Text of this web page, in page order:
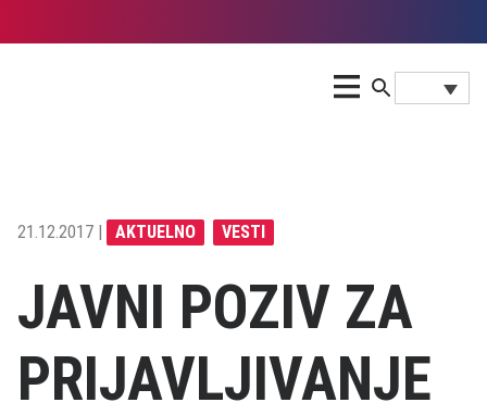
21.12.2017 | AKTUELNO VESTI
JAVNI POZIV ZA
PRIJAVLJIVANJE